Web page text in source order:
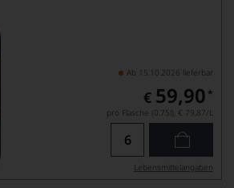
Ab 15.10.2026 lieferbar
€ 59,90 *
pro Flasche (0.75l), € 79,87/L
Lebensmittel­angaben